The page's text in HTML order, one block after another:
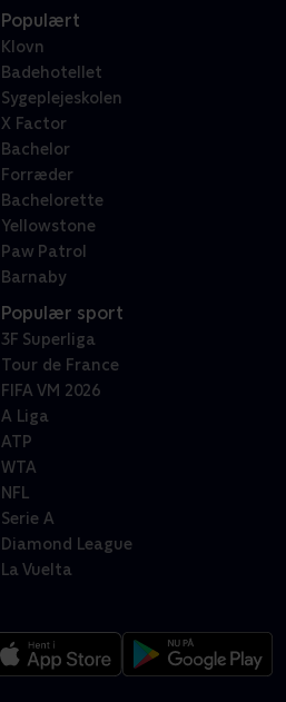
Populært
Klovn
Badehotellet
Sygeplejeskolen
X Factor
Bachelor
Forræder
Bachelorette
Yellowstone
Paw Patrol
Barnaby
Populær sport
3F Superliga
Tour de France
FIFA VM 2026
A Liga
ATP
WTA
NFL
Serie A
Diamond League
La Vuelta